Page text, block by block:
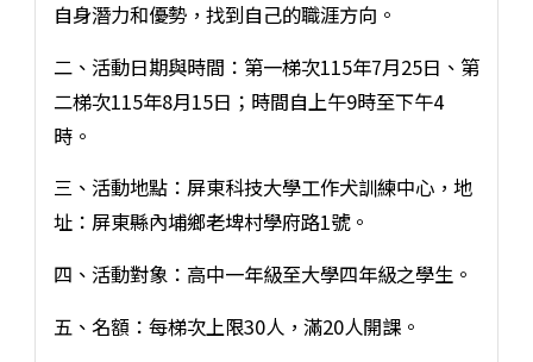
自身潛力和優勢，找到自己的職涯方向。
二、活動日期與時間：第一梯次115年7月25日、第
二梯次115年8月15日；時間自上午9時至下午4
時。
三、活動地點：屏東科技大學工作犬訓練中心，地
址：屏東縣內埔鄉老埤村學府路1號。
四、活動對象：高中一年級至大學四年級之學生。
五、名額：每梯次上限30人，滿20人開課。